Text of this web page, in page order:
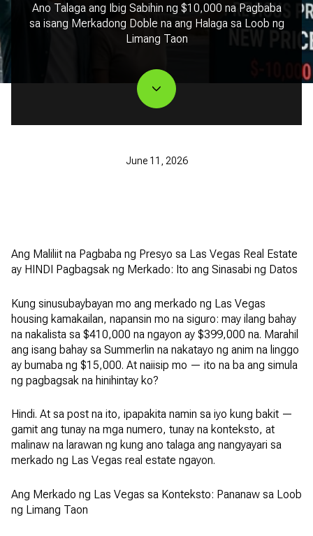
Ano Talaga ang Ibig Sabihin ng $10,000 na Pagbaba
sa isang Merkadong Doble na ang Halaga sa Loob ng
Limang Taon
June 11, 2026
Ang Maliliit na Pagbaba ng Presyo sa Las Vegas Real Estate
ay HINDI Pagbagsak ng Merkado: Ito ang Sinasabi ng Datos
Kung sinusubaybayan mo ang merkado ng Las Vegas
housing kamakailan, napansin mo na siguro: may ilang bahay
na nakalista sa $410,000 na ngayon ay $399,000 na. Marahil
ang isang bahay sa Summerlin na nakatayo ng anim na linggo
ay bumaba ng $15,000. At naiisip mo — ito na ba ang simula
ng pagbagsak na hinihintay ko?
Hindi. At sa post na ito, ipapakita namin sa iyo kung bakit —
gamit ang tunay na mga numero, tunay na konteksto, at
malinaw na larawan ng kung ano talaga ang nangyayari sa
merkado ng Las Vegas real estate ngayon.
Ang Merkado ng Las Vegas sa Konteksto: Pananaw sa Loob
ng Limang Taon